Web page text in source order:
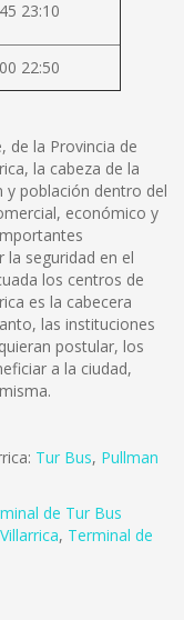
23:10
22:50
de la Provincia de
la cabeza de la
y población dentro del
económico y
la seguridad en el
los centros de
es la cabecera
las instituciones
postular, los
a la ciudad,
Tur Bus, Pullman
de Tur Bus
, Terminal de